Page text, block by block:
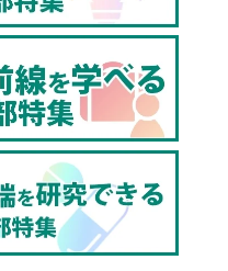
ンキャンパス2021｜最
watch?
はこちら